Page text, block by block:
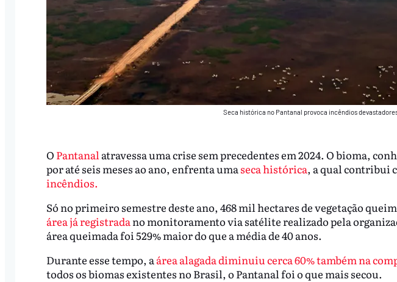
Seca histórica no Pantanal provoca incêndios
O Pantanalatravessa uma crise sem precedentes em 2024. O bioma,
por até seis meses ao ano, enfrenta umaseca histórica, a qual contribui
incêndios.
Só no primeiro semestre deste ano, 468 mil hectares de vegetação
área já registradano monitoramento via satélite realizado pela
área queimada foi 529% maior do que a média de 40 anos.
Durante esse tempo, aárea alagada diminuiu cerca 60% também na
todos os biomas existentes no Brasil, o Pantanal foi o que mais secou.